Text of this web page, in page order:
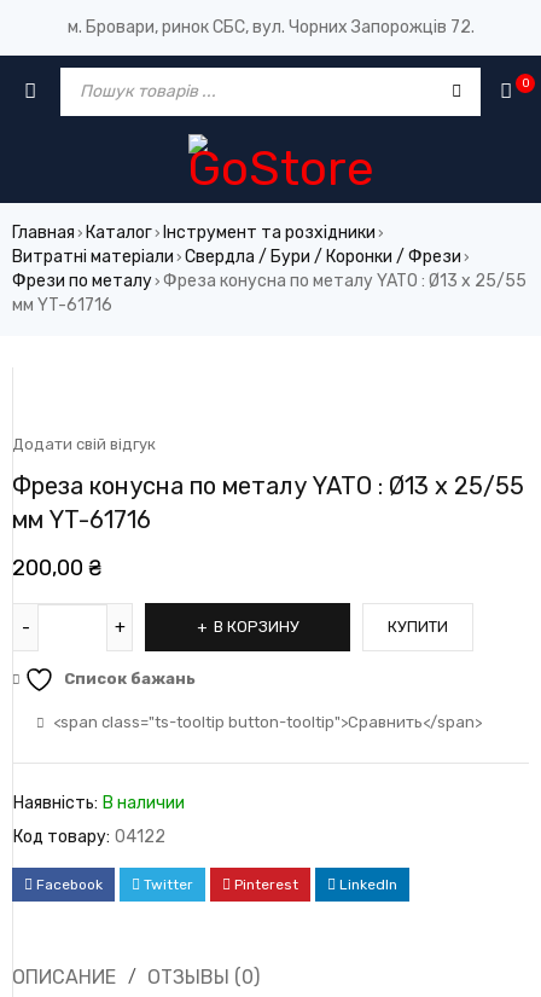
м. Бровари, ринок СБС, вул. Чорних Запорожців 72.
0
Главная › Каталог› Інструмент та розхідники ›
Витратні матеріали › Свердла / Бури / Коронки / Фрези ›
Фрези по металу› Фреза конусна по металу YATO : Ø13 x 25/55
мм YT-61716
Додати свій відгук
Фреза конусна по металу YATO : Ø13 x 25/55
мм YT-61716
200,00 ₴
В КОРЗИНУ КУПИТИ
Список бажань
<span class="ts-tooltip button-tooltip">Сравнить</span>
Наявність: В наличии
Код товару: 04122
Facebook Twitter Pinterest LinkedIn
ОПИСАНИЕ ОТЗЫВЫ (0)